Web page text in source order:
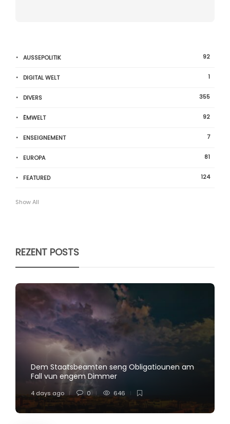
AUSSEPOLITIK 92
DIGITAL WELT 1
DIVERS 355
ËMWELT 92
ENSEIGNEMENT 7
EUROPA 81
FEATURED 124
Show All
REZENT POSTS
Dem Staatsbeamten seng Obligatiounen am
Fall vun engem Dimmer
4 days ago 0 646